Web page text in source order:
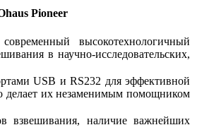
Pioneer
высокотехнологичный
в научно-исследовательских,
USB и RS232 для эффективной
делает их незаменимым помощником
взвешивания, наличие важнейших